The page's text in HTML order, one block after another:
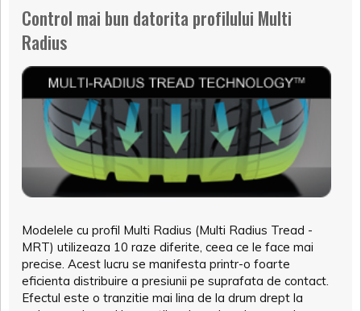
Control mai bun datorita profilului Multi
Radius
Modelele cu profil Multi Radius (Multi Radius Tread -
MRT) utilizeaza 10 raze diferite, ceea ce le face mai
precise. Acest lucru se manifesta printr-o foarte
eficienta distribuire a presiunii pe suprafata de contact.
Efectul este o tranzitie mai lina de la drum drept la